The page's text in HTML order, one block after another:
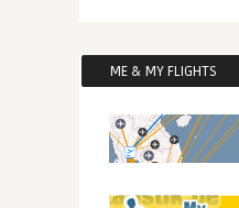
ME & MY FLIGHTS